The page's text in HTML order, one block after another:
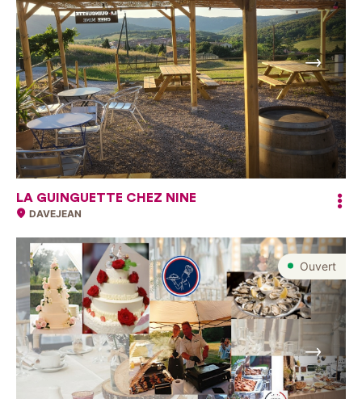
Suivant
LA GUINGUETTE CHEZ NINE
DAVEJEAN
Ouvert
Suivant